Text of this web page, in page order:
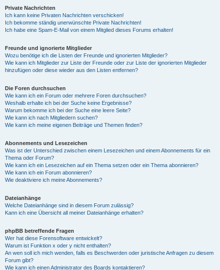
Private Nachrichten
Ich kann keine Privaten Nachrichten verschicken!
Ich bekomme ständig unerwünschte Private Nachrichten!
Ich habe eine Spam-E-Mail von einem Mitglied dieses Forums erhalten!
Freunde und ignorierte Mitglieder
Wozu benötige ich die Listen der Freunde und ignorierten Mitglieder?
Wie kann ich Mitglieder zur Liste der Freunde oder zur Liste der ignorierten Mitglieder
hinzufügen oder diese wieder aus den Listen entfernen?
Die Foren durchsuchen
Wie kann ich ein Forum oder mehrere Foren durchsuchen?
Weshalb erhalte ich bei der Suche keine Ergebnisse?
Warum bekomme ich bei der Suche eine leere Seite?
Wie kann ich nach Mitgliedern suchen?
Wie kann ich meine eigenen Beiträge und Themen finden?
Abonnements und Lesezeichen
Was ist der Unterschied zwischen einem Lesezeichen und einem Abonnements für ein
Thema oder Forum?
Wie kann ich ein Lesezeichen auf ein Thema setzen oder ein Thema abonnieren?
Wie kann ich ein Forum abonnieren?
Wie deaktiviere ich meine Abonnements?
Dateianhänge
Welche Dateianhänge sind in diesem Forum zulässig?
Kann ich eine Übersicht all meiner Dateianhänge erhalten?
phpBB betreffende Fragen
Wer hat diese Forensoftware entwickelt?
Warum ist Funktion x oder y nicht enthalten?
An wen soll ich mich wenden, falls es Beschwerden oder juristische Anfragen zu diesem
Forum gibt?
Wie kann ich einen Administrator des Boards kontaktieren?